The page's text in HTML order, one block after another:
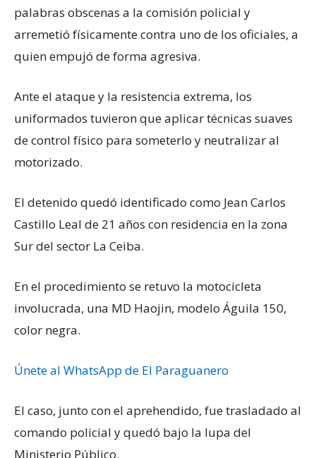
palabras obscenas a la comisión policial y
arremetió físicamente contra uno de los oficiales, a
quien empujó de forma agresiva.
Ante el ataque y la resistencia extrema, los
uniformados tuvieron que aplicar técnicas suaves
de control físico para someterlo y neutralizar al
motorizado.
El detenido quedó identificado como Jean Carlos
Castillo Leal de 21 años con residencia en la zona
Sur del sector La Ceiba.
En el procedimiento se retuvo la motocicleta
involucrada, una MD Haojin, modelo Águila 150,
color negra.
Únete al WhatsApp de El Paraguanero
El caso, junto con el aprehendido, fue trasladado al
comando policial y quedó bajo la lupa del
Ministerio Público.